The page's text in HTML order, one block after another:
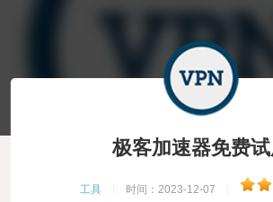
极客加速器免费试
工具 时间：2023-12-07